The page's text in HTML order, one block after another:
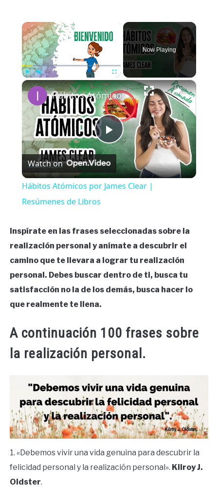
Play Fullscreen
Now Playing
×
Play
Video
Hábitos Atómicos por James Clear | Resúmenes de Libros
Watch on
Hábitos Atómicos por James Clear |
Resúmenes de Libros
Inspírate en las frases seleccionadas sobre la
realización personal y anímate a descubrir el
camino que te llevara a lograr tu realización
personal. Debes buscar dentro de ti, busca tu
satisfacción no la de los demás, busca hacer lo
que realmente te llena.
A continuación 100 frases sobre
la realización personal.
1. «Debemos vivir una vida genuina para descubrir la
felicidad personal y la realización personal». Kilroy J.
Oldster.